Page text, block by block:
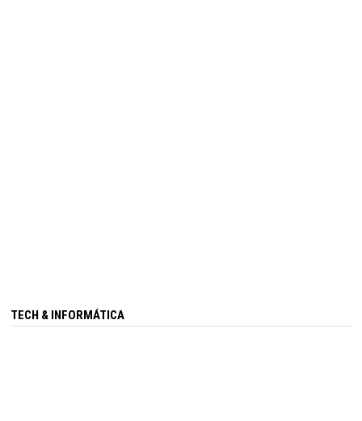
TECH & INFORMÁTICA